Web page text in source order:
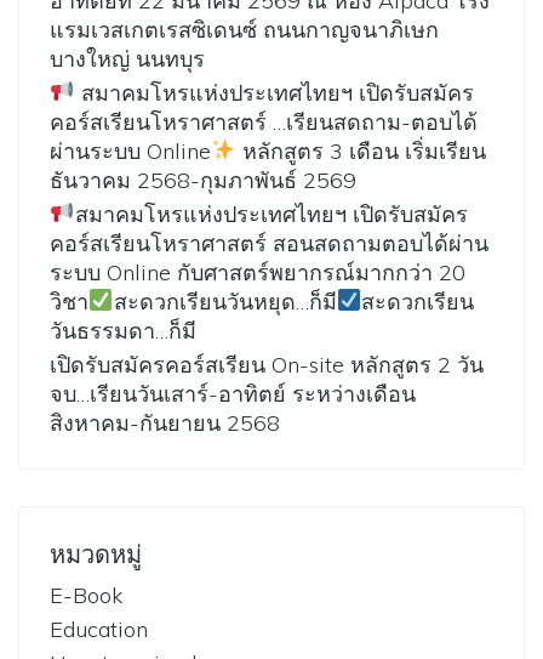
แรมเวสเกตเรสซิเดนซ์ ถนนกาญจนาภิเษก
บางใหญ่ นนทบุร
สมาคมโหรแห่งประเทศไทยฯ เปิดรับสมัคร
คอร์สเรียนโหราศาสตร์ …เรียนสดถาม-ตอบได้
ผ่านระบบ Online
หลักสูตร 3 เดือน เริ่มเรียน
ธันวาคม 2568-กุมภาพันธ์ 2569
สมาคมโหรแห่งประเทศไทยฯ เปิดรับสมัคร
คอร์สเรียนโหราศาสตร์ สอนสดถามตอบได้ผ่าน
ระบบ Online กับศาสตร์พยากรณ์มากกว่า 20
วิชา
สะดวกเรียนวันหยุด…ก็มี
สะดวกเรียน
วันธรรมดา…ก็มี
เปิดรับสมัครคอร์สเรียน On-site หลักสูตร 2 วัน
จบ…เรียนวันเสาร์-อาทิตย์ ระหว่างเดือน
สิงหาคม-กันยายน 2568
หมวดหมู่
E-Book
Education